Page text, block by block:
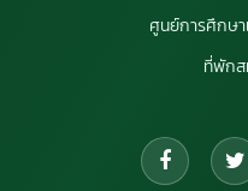
ศูนย์การศึกษ
ที่พักส